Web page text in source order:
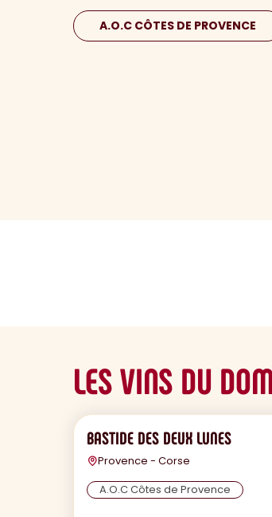
A.O.C CÔTES DE PROVENCE
LES VINS DU
BASTIDE DES DEUX LUNES
Provence - Corse
A.O.C Côtes de Provence